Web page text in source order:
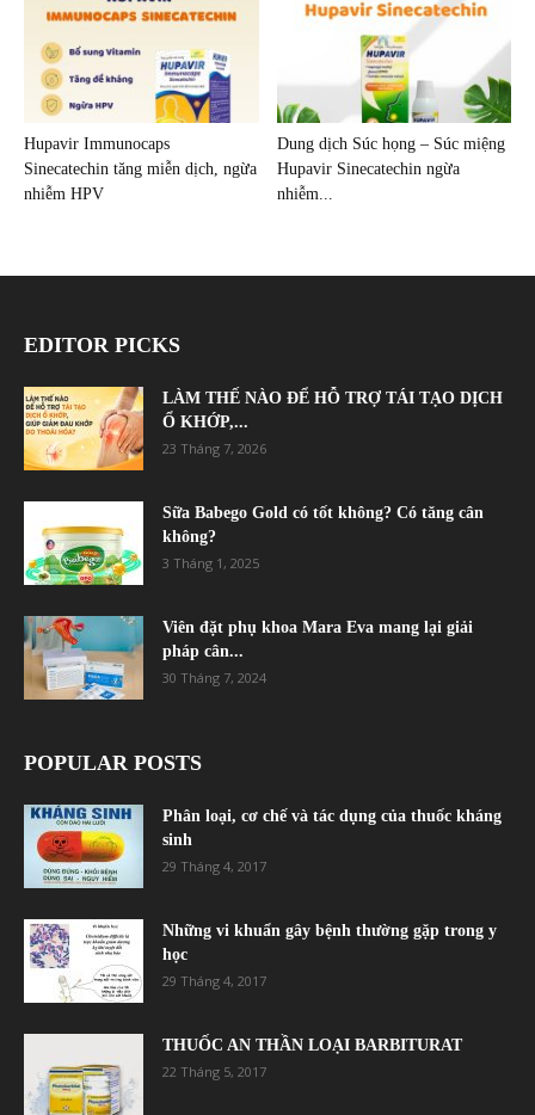
Hupavir Immunocaps
Sinecatechin tăng miễn dịch, ngừa
nhiễm HPV
Dung dịch Súc họng – Súc miệng
Hupavir Sinecatechin ngừa
nhiễm...
EDITOR PICKS
LÀM THẾ NÀO ĐỂ HỖ TRỢ TÁI TẠO DỊCH
Ổ KHỚP,...
23 Tháng 7, 2026
Sữa Babego Gold có tốt không? Có tăng cân
không?
3 Tháng 1, 2025
Viên đặt phụ khoa Mara Eva mang lại giải
pháp cân...
30 Tháng 7, 2024
POPULAR POSTS
Phân loại, cơ chế và tác dụng của thuốc kháng
sinh
29 Tháng 4, 2017
Những vi khuẩn gây bệnh thường gặp trong y
học
29 Tháng 4, 2017
THUỐC AN THẦN LOẠI BARBITURAT
22 Tháng 5, 2017